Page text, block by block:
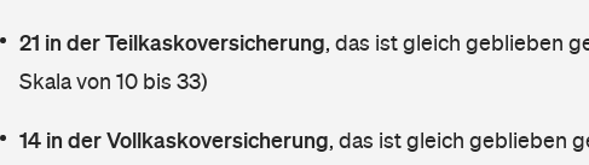
21 in der Teilkaskoversicherung, das ist gleich geblieben
Skala von 10 bis 33)
14 in der Vollkaskoversicherung, das ist gleich geblieben